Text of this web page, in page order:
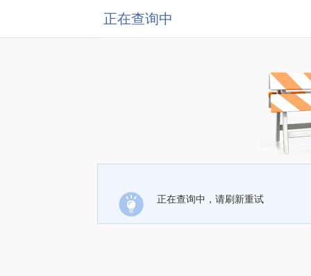
正在查询中
正在查询中，请刷新重试